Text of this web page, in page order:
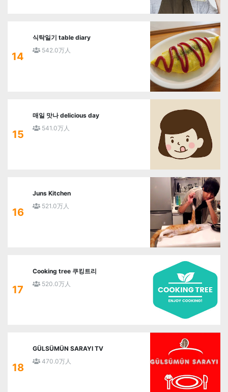
14
식탁일기 table diary
542.0万人
15
매일 맛나 delicious day
541.0万人
16
Juns Kitchen
521.0万人
17
Cooking tree 쿠킹트리
520.0万人
18
GÜLSÜMÜN SARAYI TV
470.0万人